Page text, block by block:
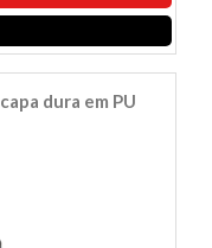
dura em PU